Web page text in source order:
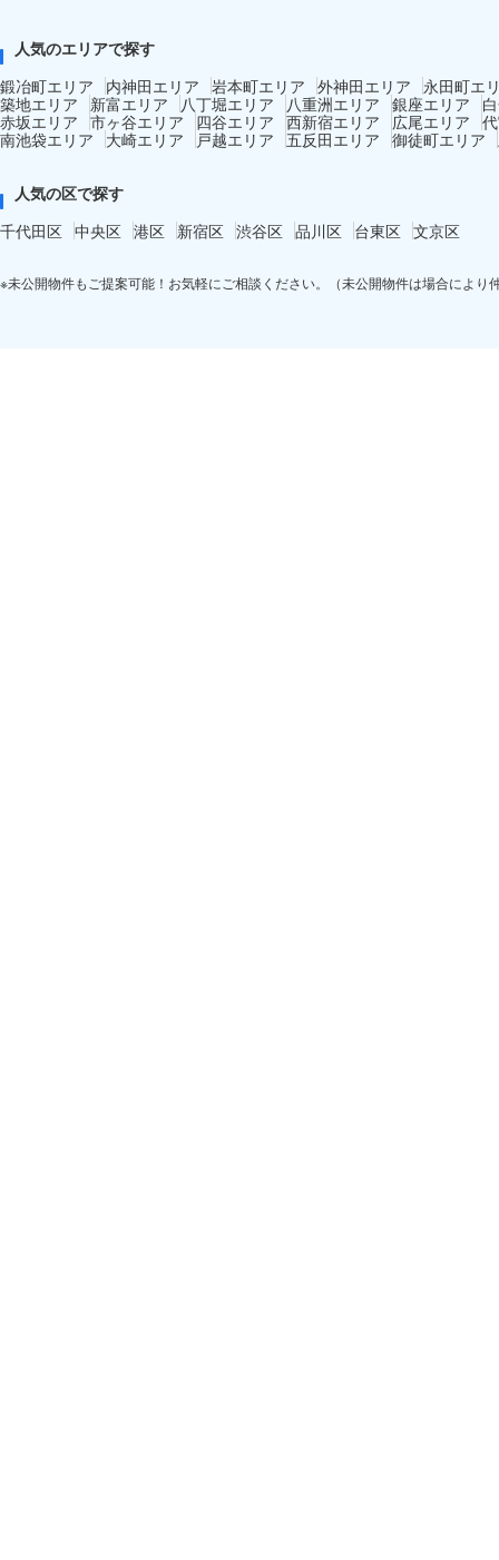
人気のエリアで探す
鍛冶町エリア
内神田エリア 岩本町エリア 外神田エリア
永田町エ
築地エリア
新富エリア 八丁堀エリア 八重洲エリア 銀座エリア
赤坂エリア 市ヶ谷エリア 四谷エリア 西新宿エリア 広尾エリア
南池袋エリア
大崎エリア 戸越エリア 五反田エリア 御徒町エリア
人気の区で探す
千代田区 中央区 港区 新宿区 渋谷区 品川区 台東区 文京区
※未公開物件もご提案可能！お気軽にご相談ください。（未公開物件は場合により